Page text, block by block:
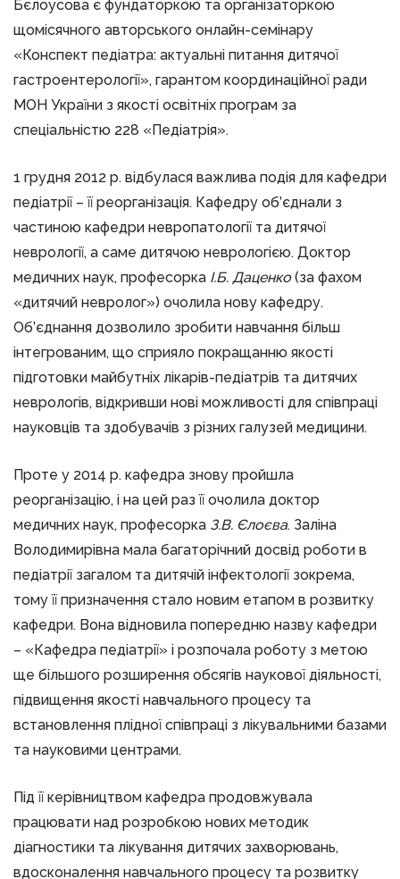
Бєлоусова є фундаторкою та організаторкою
щомісячного авторського онлайн-семінару
«Конспект педіатра: актуальні питання дитячої
гастроентерології», гарантом координаційної ради
МОН України з якості освітніх програм за
спеціальністю 228 «Педіатрія».
1 грудня 2012 р. відбулася важлива подія для кафедри
педіатрії – її реорганізація. Кафедру об’єднали з
частиною кафедри невропатології та дитячої
неврології, а саме дитячою неврологією. Доктор
медичних наук, професорка І.Б. Даценко(за фахом
«дитячий невролог») очолила нову кафедру.
Об’єднання дозволило зробити навчання більш
інтегрованим, що сприяло покращанню якості
підготовки майбутніх лікарів-педіатрів та дитячих
неврологів, відкривши нові можливості для співпраці
науковців та здобувачів з різних галузей медицини.
Проте у 2014 р. кафедра знову пройшла
реорганізацію, і на цей раз її очолила доктор
медичних наук, професорка З.В. Єлоєва. Заліна
Володимирівна мала багаторічний досвід роботи в
педіатрії загалом та дитячій інфектології зокрема,
тому її призначення стало новим етапом в розвитку
кафедри. Вона відновила попередню назву кафедри
– «Кафедра педіатрії» і розпочала роботу з метою
ще більшого розширення обсягів наукової діяльності,
підвищення якості навчального процесу та
встановлення плідної співпраці з лікувальними базами
та науковими центрами.
Під її керівництвом кафедра продовжувала
працювати над розробкою нових методик
діагностики та лікування дитячих захворювань,
вдосконалення навчального процесу та розвитку